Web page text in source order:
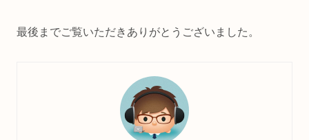
最後までご覧いただきありがとうございました。